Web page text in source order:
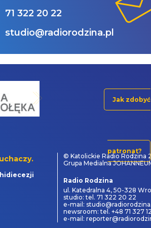
71 322 20 22
studio@radiorodzina.pl
Jak zdobyć
patronat?
© Katolickie Radio Rodzina
Grupa Medialna
Radio Rodzina
ul. Katedralna 4, 50-328
studio: tel. 71 322 20 22
e-mail:
newsroom: tel. +48 71 327
e-mail: